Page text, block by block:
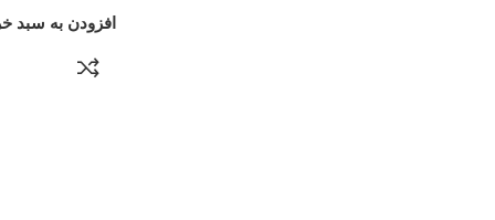
افزودن به سبد